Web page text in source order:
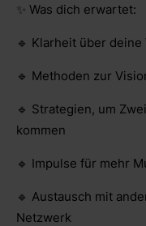
✨ Was dich erwartet:
🔹 Klarheit über
🔹 Methoden zur
🔹 Strategien, um
kommen
🔹 Impulse für mehr
🔹 Austausch mit
Netzwerk